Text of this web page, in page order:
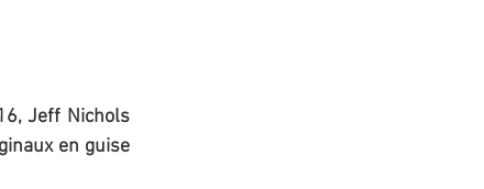
Jeff Nichols
en guise